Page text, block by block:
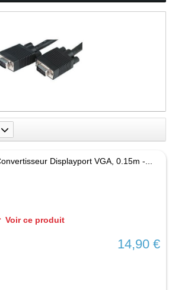
Displayport VGA, 0.15m -...
Voir ce produit
14,90 €